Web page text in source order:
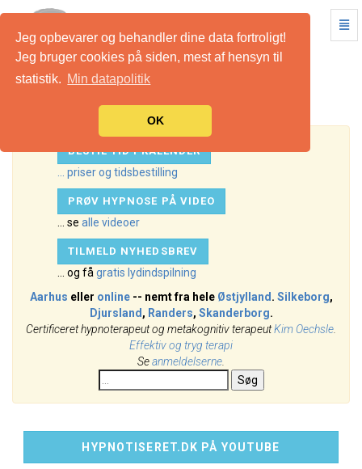
Jeg opbevarer og behandler dine data fortroligt!
Jeg bruger cookies på siden, mest af hensyn til
statistik. Min datapolitik
OK
Hypnose-
videoer
-
Slå
BESTIL TID I KALENDER
... priser og tidsbestilling
PRØV HYPNOSE PÅ VIDEO
... se alle videoer
TILMELD NYHEDSBREV
... og få gratis lydindspilning
Aarhus eller online-- nemt fra hele Østjylland . Silkeborg,
Djursland , Randers, Skanderborg.
Certificeret hypnoterapeut og metakognitiv terapeutKim Oechsle
Effektiv og tryg terapi
Seanmeldelserne
Søg
HYPNOTISERET.DK PÅ YOUTUBE